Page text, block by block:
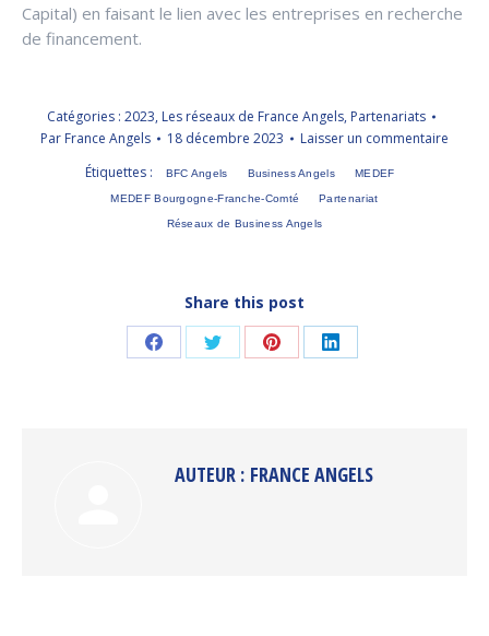
Capital) en faisant le lien avec les entreprises en recherche
de financement.
Catégories : 2023, Les réseaux de France Angels, Partenariats
Par France Angels 18 décembre 2023
Laisser un commentaire
Étiquettes :
BFC Angels Business Angels MEDEF
MEDEF Bourgogne-Franche-Comté Partenariat
Réseaux de Business Angels
Share this post
PartagerPartagerPartagerPartager
AUTEUR : FRANCE ANGELS